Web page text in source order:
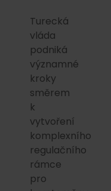
Turecká
vláda
podniká
významné
kroky
směrem
k
vytvoření
komplexního
regulačního
rámce
pro